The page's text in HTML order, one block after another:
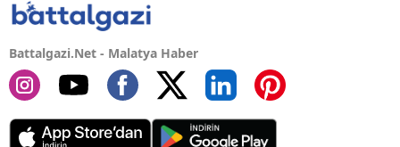
Battalgazi.Net - Malatya Haber